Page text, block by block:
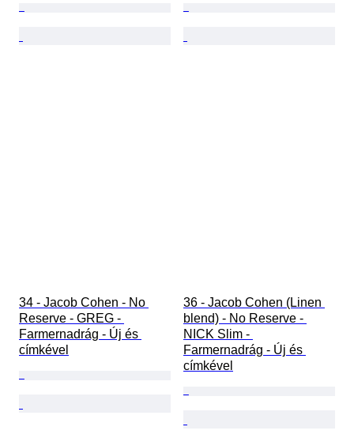
34 - Jacob Cohen - No
Reserve - GREG -
Farmernadrág - Új és
címkével
36 - Jacob Cohen (Linen
blend) - No Reserve -
NICK Slim -
Farmernadrág - Új és
címkével